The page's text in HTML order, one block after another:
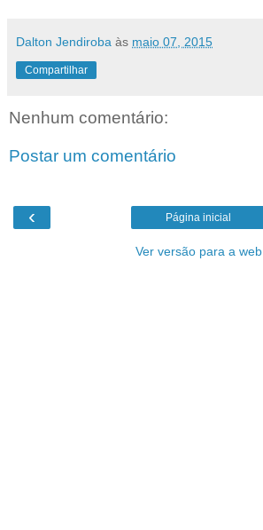
Dalton Jendiroba às maio 07, 2015
Compartilhar
Nenhum comentário:
Postar um comentário
‹ Página inicial
Ver versão para a web